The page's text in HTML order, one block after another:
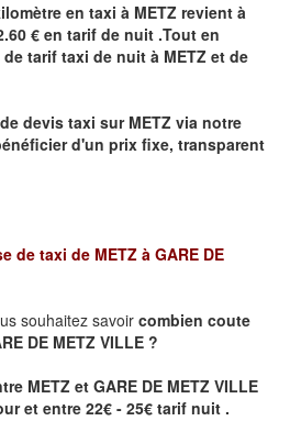
en taxi à METZ revient à
€ en tarif de nuit .Tout en
tarif taxi de nuit à METZ et de
devis taxi sur METZ via notre
d'un prix fixe, transparent
de taxi de METZ à GARE DE
souhaitez savoir combien coute
DE METZ VILLE ?
METZ et GARE DE METZ VILLE
et entre 22€ - 25€ tarif nuit .